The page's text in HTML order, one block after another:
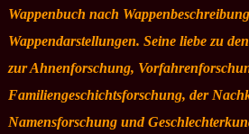
Wappenbuch nach
Wappendarstellungen. Seine liebe zu
zur Ahnenforschung,
Familiengeschichtsforschung, der
Namensforschung und